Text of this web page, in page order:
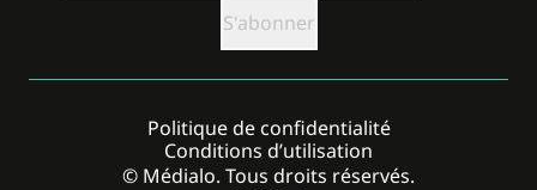
© Médialo. Tous droits réservés.
Politique de confidentialité
Conditions d’utilisation